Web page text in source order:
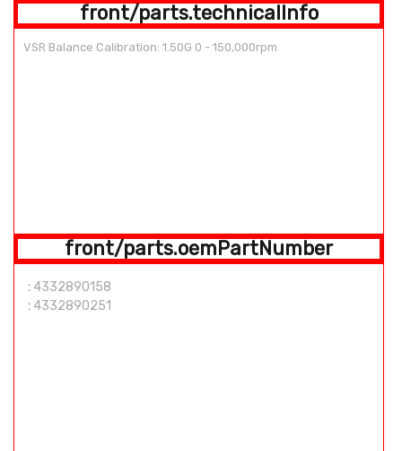
front/parts.technicalInfo
VSR Balance Calibration: 1.50G 0 - 150,000rpm
front/parts.oemPartNumber
: 4332890158
: 4332890251